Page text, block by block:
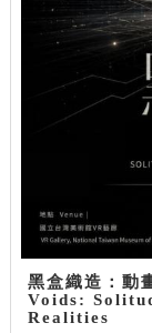
黑盒織造：動
Voids:
Realities